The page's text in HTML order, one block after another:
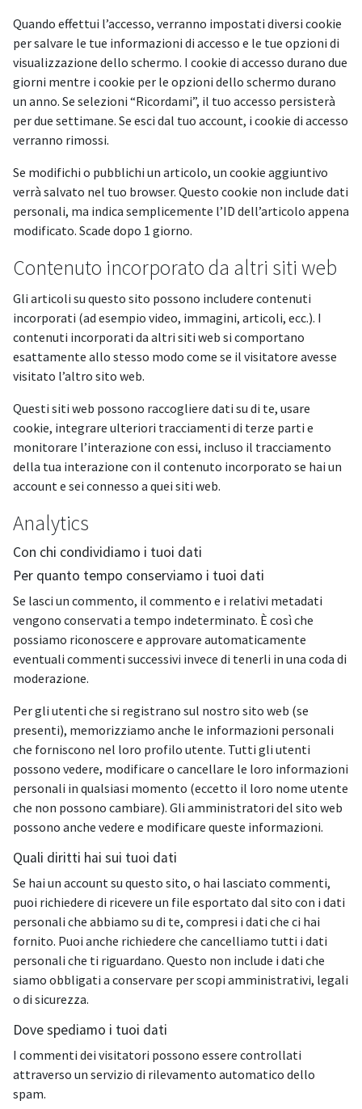
Quando effettui l’accesso, verranno impostati diversi cookie
per salvare le tue informazioni di accesso e le tue opzioni di
visualizzazione dello schermo. I cookie di accesso durano due
giorni mentre i cookie per le opzioni dello schermo durano
un anno. Se selezioni “Ricordami”, il tuo accesso persisterà
per due settimane. Se esci dal tuo account, i cookie di accesso
verranno rimossi.
Se modifichi o pubblichi un articolo, un cookie aggiuntivo
verrà salvato nel tuo browser. Questo cookie non include dati
personali, ma indica semplicemente l’ID dell’articolo appena
modificato. Scade dopo 1 giorno.
Contenuto incorporato da altri siti web
Gli articoli su questo sito possono includere contenuti
incorporati (ad esempio video, immagini, articoli, ecc.). I
contenuti incorporati da altri siti web si comportano
esattamente allo stesso modo come se il visitatore avesse
visitato l’altro sito web.
Questi siti web possono raccogliere dati su di te, usare
cookie, integrare ulteriori tracciamenti di terze parti e
monitorare l’interazione con essi, incluso il tracciamento
della tua interazione con il contenuto incorporato se hai un
account e sei connesso a quei siti web.
Analytics
Con chi condividiamo i tuoi dati
Per quanto tempo conserviamo i tuoi dati
Se lasci un commento, il commento e i relativi metadati
vengono conservati a tempo indeterminato. È così che
possiamo riconoscere e approvare automaticamente
eventuali commenti successivi invece di tenerli in una coda di
moderazione.
Per gli utenti che si registrano sul nostro sito web (se
presenti), memorizziamo anche le informazioni personali
che forniscono nel loro profilo utente. Tutti gli utenti
possono vedere, modificare o cancellare le loro informazioni
personali in qualsiasi momento (eccetto il loro nome utente
che non possono cambiare). Gli amministratori del sito web
possono anche vedere e modificare queste informazioni.
Quali diritti hai sui tuoi dati
Se hai un account su questo sito, o hai lasciato commenti,
puoi richiedere di ricevere un file esportato dal sito con i dati
personali che abbiamo su di te, compresi i dati che ci hai
fornito. Puoi anche richiedere che cancelliamo tutti i dati
personali che ti riguardano. Questo non include i dati che
siamo obbligati a conservare per scopi amministrativi, legali
o di sicurezza.
Dove spediamo i tuoi dati
I commenti dei visitatori possono essere controllati
attraverso un servizio di rilevamento automatico dello
spam.